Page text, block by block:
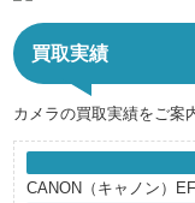
買取実績
カメラの買取実績をご案
CANON（キャノン）